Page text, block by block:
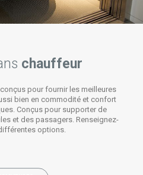
chauffeur
pour fournir les meilleures
bien en commodité et confort
Conçus pour supporter de
et des passagers. Renseignez-
options.